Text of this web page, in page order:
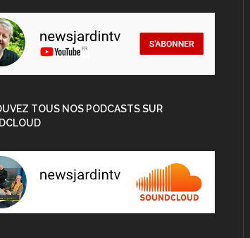
TOUS NOS PODCASTS SUR